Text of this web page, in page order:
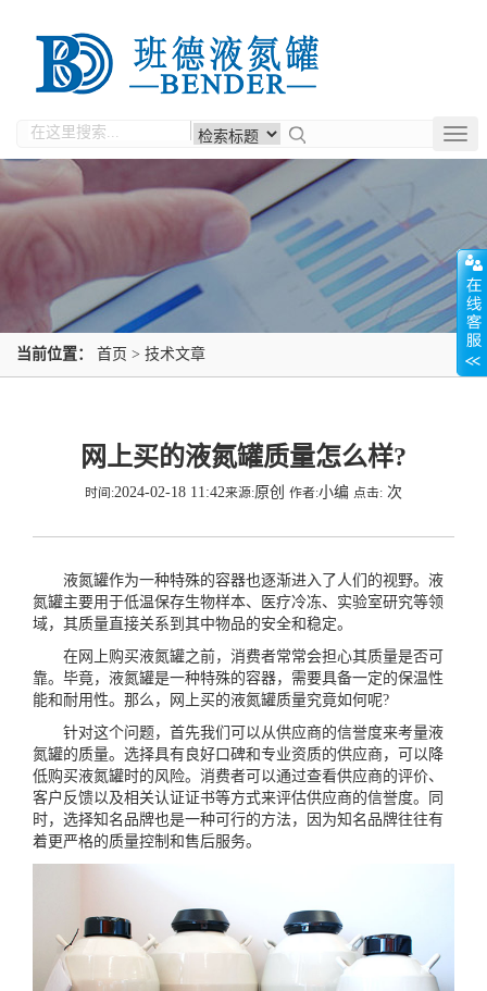
当前位置： 首页 > 技术文章
网上买的液氮罐质量怎么样?
时间:2024-02-18 11:42来源:原创 作者:小编 点击: 次
液氮罐作为一种特殊的容器也逐渐进入了人们的视野。液
氮罐主要用于低温保存生物样本、医疗冷冻、实验室研究等领
域，其质量直接关系到其中物品的安全和稳定。
在网上购买液氮罐之前，消费者常常会担心其质量是否可
靠。毕竟，液氮罐是一种特殊的容器，需要具备一定的保温性
能和耐用性。那么，网上买的液氮罐质量究竟如何呢?
针对这个问题，首先我们可以从供应商的信誉度来考量液
氮罐的质量。选择具有良好口碑和专业资质的供应商，可以降
低购买液氮罐时的风险。消费者可以通过查看供应商的评价、
客户反馈以及相关认证证书等方式来评估供应商的信誉度。同
时，选择知名品牌也是一种可行的方法，因为知名品牌往往有
着更严格的质量控制和售后服务。